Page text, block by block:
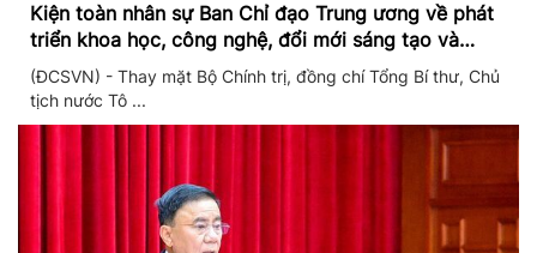
Kiện toàn nhân sự Ban Chỉ đạo Trung ương về phát
triển khoa học, công nghệ, đổi mới sáng tạo và
chuyển đổi số
(ĐCSVN) - Thay mặt Bộ Chính trị, đồng chí Tổng Bí thư, Chủ
tịch nước Tô ...